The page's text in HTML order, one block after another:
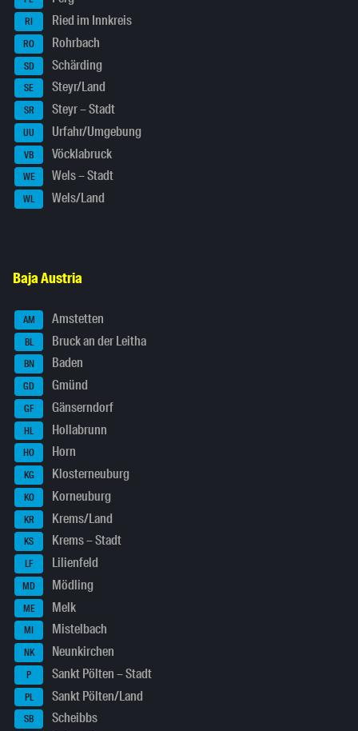
RI Ried im Innkreis
RO Rohrbach
SD Schärding
SE Steyr/Land
SR Steyr – Stadt
UU Urfahr/Umgebung
VB Vöcklabruck
WE Wels – Stadt
WL Wels/Land
Baja Austria
AM Amstetten
BL Bruck an der Leitha
BN Baden
GD Gmünd
GF Gänserndorf
HL Hollabrunn
HO Horn
KG Klosterneuburg
KO Korneuburg
KR Krems/Land
KS Krems – Stadt
LF Lilienfeld
MD Mödling
ME Melk
MI Mistelbach
NK Neunkirchen
P Sankt Pölten – Stadt
PL Sankt Pölten/Land
SB Scheibbs